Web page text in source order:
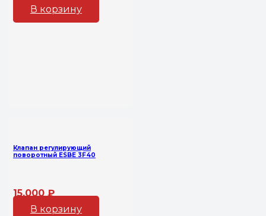
В корзину
Клапан регулирующий
поворотный ESBE 3F40
15,000₽
В корзину